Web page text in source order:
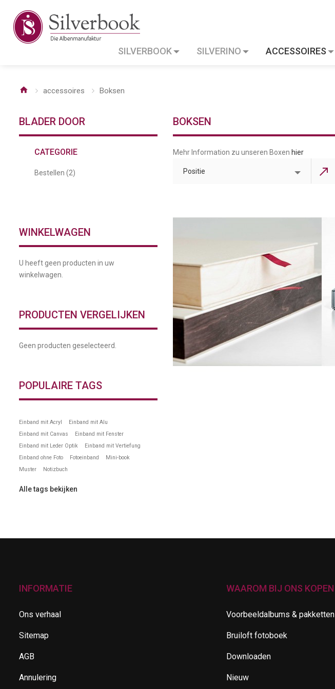
SILVERBOOK SILVERINO ACCESSOIRES
accessoires Boksen
BOKSEN
Mehr Information zu unseren Boxen hier
Positie
HOLZBOX
BLADER DOOR
CATEGORIE
Bestellen (2)
WINKELWAGEN
U heeft geen producten in uw
winkelwagen.
PRODUCTEN VERGELIJKEN
Geen producten geselecteerd.
POPULAIRE TAGS
Einband mit Acryl
Einband mit Alu
Einband mit Canvas
Einband mit Fenster
Einband mit Leder Optik
Einband mit Vertiefung
Einband ohne Foto
Fotoeinband
Mini-book
Muster
Notizbuch
Alle tags bekijken
INFORMATIE
Ons verhaal
Sitemap
AGB
Annulering
WAAROM BIJ ONS KOPEN
Voorbeeldalbums & pakketten
Bruiloft fotoboek
Downloaden
Nieuw